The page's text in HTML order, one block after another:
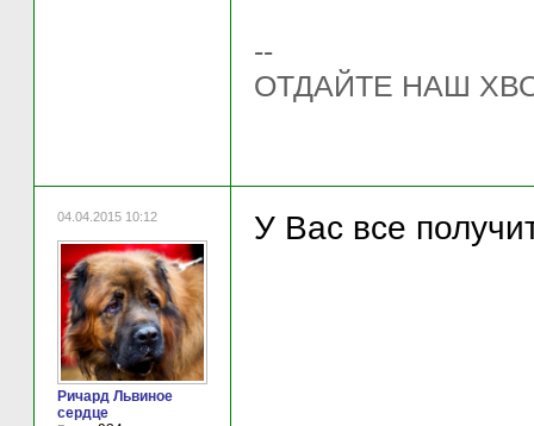
--
ОТДАЙТЕ НАШ
04.04.2015 10:12
Ричард Львиное
сердце
У Вас все